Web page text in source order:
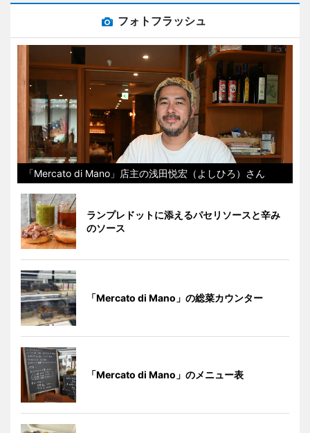
フォトフラッシュ
「Mercato di Mano」店主の浅田悦宏（よしひろ）さん
ランプレドットに添えるパセリソースと辛み
のソース
「Mercato di Mano」の総菜カウンター
「Mercato di Mano」のメニュー表